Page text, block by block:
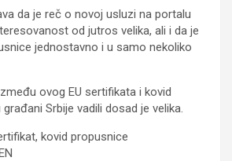
da je reč o novoj usluzi na portalu
od jutros velika, ali i da je
jednostavno i u samo nekoliko
ovog EU sertifikata i kovid
Srbije vadili dosad je velika.